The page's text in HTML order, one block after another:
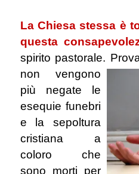
La Chiesa stessa è
questa
spirito pastorale.
non vengono
più negate le
esequie funebri
e la sepoltura
cristiana a
coloro che
sono morti per